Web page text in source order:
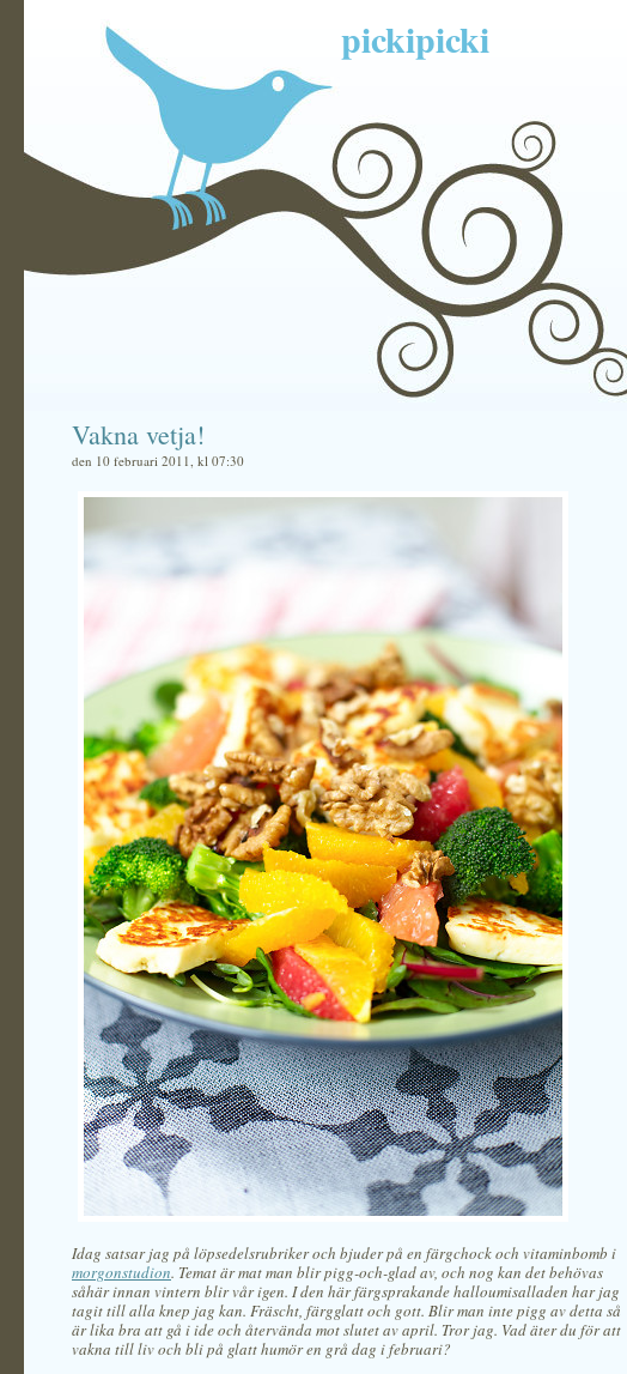
pickipicki
Vakna vetja!
den 10 februari 2011, kl 07:30
Idag satsar jag på löpsedelsrubriker och bjuder på en färgchock och vitaminbomb i
morgonstudion. Temat är mat man blir pigg-och-glad av, och nog kan det behövas
såhär innan vintern blir vår igen. I den här färgsprakande halloumisalladen har jag
tagit till alla knep jag kan. Fräscht, färgglatt och gott. Blir man inte pigg av detta så
är lika bra att gå i ide och återvända mot slutet av april. Tror jag. Vad äter du för att
vakna till liv och bli på glatt humör en grå dag i februari?